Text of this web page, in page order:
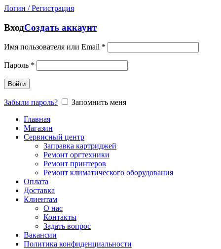
Логин / Регистрация
ВходСоздать аккаунт
Имя пользователя или Email *
Пароль *
Войти
Забыли пароль?
Запомнить меня
Главная
Магазин
Сервисный центр
Заправка картриджей
Ремонт оргтехники
Ремонт принтеров
Ремонт климатического оборудования
Оплата
Доставка
Клиентам
О нас
Контакты
Задать вопрос
Вакансии
Политика конфиденциальности